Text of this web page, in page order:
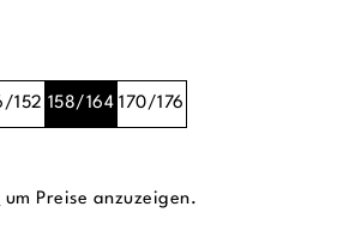
152 158/164 170/176
um Preise anzuzeigen.